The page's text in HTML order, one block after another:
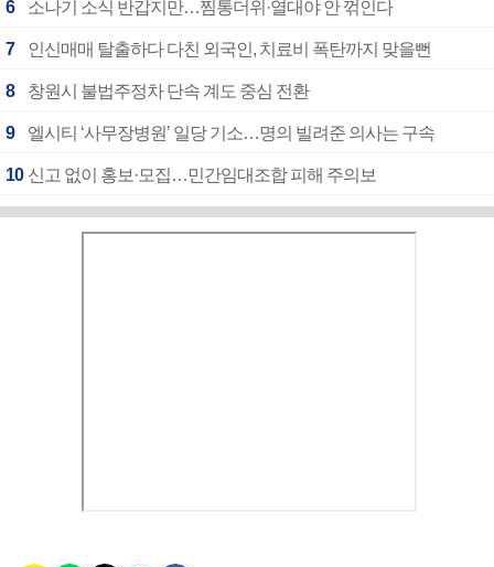
6 소나기 소식 반갑지만…찜통더위·열대야 안 꺾인다
7 인신매매 탈출하다 다친 외국인, 치료비 폭탄까지 맞을뻔
8 창원시 불법주정차 단속 계도 중심 전환
9 엘시티 ‘사무장병원’ 일당 기소…명의 빌려준 의사는 구속
10 신고 없이 홍보·모집…민간임대조합 피해 주의보